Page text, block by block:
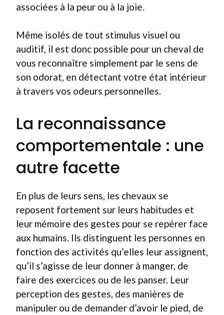
associées à la peur ou à la joie.
Même isolés de tout stimulus visuel ou
auditif, il est donc possible pour un cheval de
vous reconnaître simplement par le sens de
son odorat, en détectant votre état intérieur
à travers vos odeurs personnelles.
La reconnaissance
comportementale : une
autre facette
En plus de leurs sens, les chevaux se
reposent fortement sur leurs habitudes et
leur mémoire des gestes pour se repérer face
aux humains. Ils distinguent les personnes en
fonction des activités qu’elles leur assignent,
qu’il s’agisse de leur donner à manger, de
faire des exercices ou de les pans­er. Leur
perception des gestes, des manières de
manipuler ou de demander d’avoir le pied, de